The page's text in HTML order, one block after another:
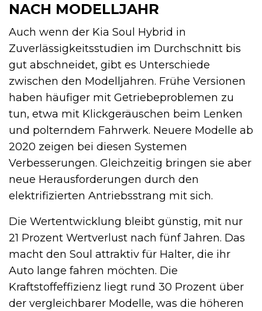
NACH MODELLJAHR
Auch wenn der Kia Soul Hybrid in
Zuverlässigkeitsstudien im Durchschnitt bis
gut abschneidet, gibt es Unterschiede
zwischen den Modelljahren. Frühe Versionen
haben häufiger mit Getriebeproblemen zu
tun, etwa mit Klickgeräuschen beim Lenken
und polterndem Fahrwerk. Neuere Modelle ab
2020 zeigen bei diesen Systemen
Verbesserungen. Gleichzeitig bringen sie aber
neue Herausforderungen durch den
elektrifizierten Antriebsstrang mit sich.
Die Wertentwicklung bleibt günstig, mit nur
21 Prozent Wertverlust nach fünf Jahren. Das
macht den Soul attraktiv für Halter, die ihr
Auto lange fahren möchten. Die
Kraftstoffeffizienz liegt rund 30 Prozent über
der vergleichbarer Modelle, was die höheren